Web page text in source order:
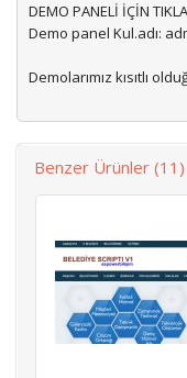
DEMO PANELİ İÇİN
Demo panel Kul.adı:
Demolarımız kısıtlı
Benzer Ürünler (11)